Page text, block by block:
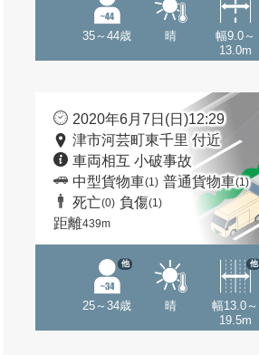
35～44歳 晴
幅9.0～
13.0m
2020年6月7日(日)12:29
津市河芸町東千里 付近
車両相互 小破事故
中型貨物車(1) 普通貨物車(1)
死亡(0) 負傷(1)
距離439m
25～34歳
他
晴
幅13.0～
19.5m
他